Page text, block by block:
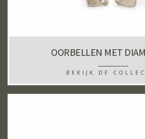
OORBELLEN MET
BEKIJK DE